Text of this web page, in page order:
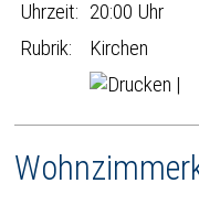
Uhrzeit: 20:00 Uhr
Rubrik:
Kirchen
|